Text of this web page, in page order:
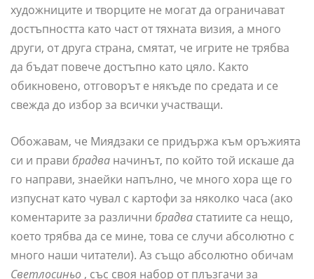
художниците и творците не могат да ограничават
достъпността като част от тяхната визия, а много
други, от друга страна, смятат, че игрите не трябва
да бъдат повече достъпно като цяло. Както
обикновено, отговорът е някъде по средата и се
свежда до избор за всички участващи.
Обожавам, че Миядзаки се придържа към оръжията
си и прави брадва начинът, по който той искаше да
го направи, знаейки напълно, че много хора ще го
изпуснат като чувал с картофи за няколко часа (ако
коментарите за различни брадва статиите са нещо,
което трябва да се мине, това се случи абсолютно с
много наши читатели). Аз също абсолютно обичам
Светлосиньо , със своя набор от плъзгачи за